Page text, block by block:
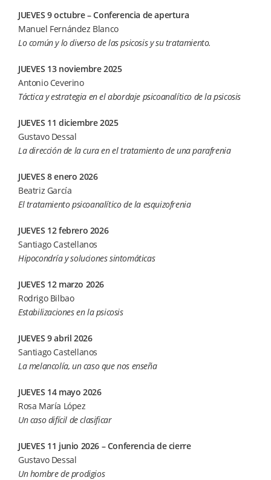
JUEVES 9 octubre – Conferencia de apertura
Manuel Fernández Blanco
Lo común y lo diverso de las psicosis y su tratamiento.
JUEVES 13 noviembre 2025
Antonio Ceverino
Táctica y estrategia en el abordaje psicoanalítico de la psicosis
JUEVES 11 diciembre 2025
Gustavo Dessal
La dirección de la cura en el tratamiento de una parafrenia
JUEVES 8 enero 2026
Beatriz García
El tratamiento psicoanalítico de la esquizofrenia
JUEVES 12 febrero 2026
Santiago Castellanos
Hipocondría y soluciones sintomáticas
JUEVES 12 marzo 2026
Rodrigo Bilbao
Estabilizaciones en la psicosis
JUEVES 9 abril 2026
Santiago Castellanos
La melancolía, un caso que nos enseña
JUEVES 14 mayo 2026
Rosa María López
Un caso difícil de clasificar
JUEVES 11 junio 2026 – Conferencia de cierre
Gustavo Dessal
Un hombre de prodigios